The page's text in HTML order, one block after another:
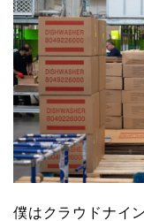
僕はクラウドナイ